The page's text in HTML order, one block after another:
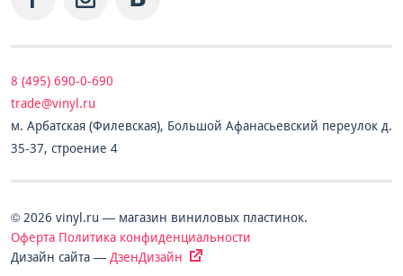
8 (495) 690-0-690
trade@vinyl.ru
м. Арбатская (Филевская), Большой Афанасьевский переулок д.
35-37, строение 4
© 2026 vinyl.ru — магазин виниловых пластинок.
Оферта Политика конфиденциальности
Дизайн сайта — ДзенДизайн